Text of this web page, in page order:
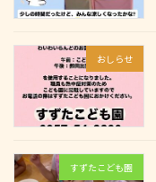
おしらせ
すずたこども園